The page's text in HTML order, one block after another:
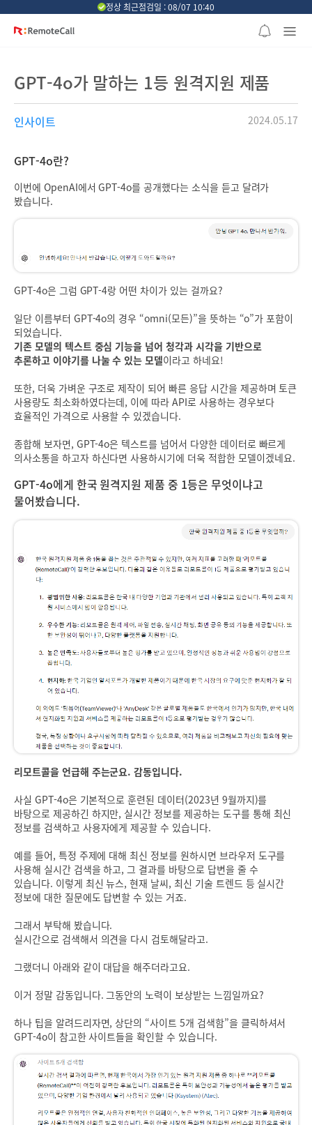
정상 최근점검일 : 08/07 10:40
GPT-4o가 말하는 1등 원격지원 제품
인사이트 2024.05.17
GPT-4o란?
이번에 OpenAI에서 GPT-4o를 공개했다는 소식을 듣고 달려가
봤습니다.
GPT-4o은 그럼 GPT-4랑 어떤 차이가 있는 걸까요?
일단 이름부터 GPT-4o의 경우 “omni(모든)”을 뜻하는 “o”가 포함이
되었습니다.
기존 모델의 텍스트 중심 기능을 넘어 청각과 시각을 기반으로
추론하고 이야기를 나눌 수 있는 모델이라고 하네요!
또한, 더욱 가벼운 구조로 제작이 되어 빠른 응답 시간을 제공하며 토큰
사용량도 최소화하였다는데, 이에 따라 API로 사용하는 경우보다
효율적인 가격으로 사용할 수 있겠습니다.
종합해 보자면, GPT-4o은 텍스트를 넘어서 다양한 데이터로 빠르게
의사소통을 하고자 하신다면 사용하시기에 더욱 적합한 모델이겠네요.
GPT-4o에게 한국 원격지원 제품 중 1등은 무엇이냐고
물어봤습니다.
리모트콜을 언급해 주는군요. 감동입니다.
사실 GPT-4o은 기본적으로 훈련된 데이터(2023년 9월까지)를
바탕으로 제공하긴 하지만, 실시간 정보를 제공하는 도구를 통해 최신
정보를 검색하고 사용자에게 제공할 수 있습니다.
예를 들어, 특정 주제에 대해 최신 정보를 원하시면 브라우저 도구를
사용해 실시간 검색을 하고, 그 결과를 바탕으로 답변을 줄 수
있습니다. 이렇게 최신 뉴스, 현재 날씨, 최신 기술 트렌드 등 실시간
정보에 대한 질문에도 답변할 수 있는 거죠.
그래서 부탁해 봤습니다.
실시간으로 검색해서 의견을 다시 검토해달라고.
그랬더니 아래와 같이 대답을 해주더라고요.
이거 정말 감동입니다. 그동안의 노력이 보상받는 느낌일까요?
하나 팁을 알려드리자면, 상단의 “사이트 5개 검색함”을 클릭하셔서
GPT-4o이 참고한 사이트들을 확인할 수 있습니다.